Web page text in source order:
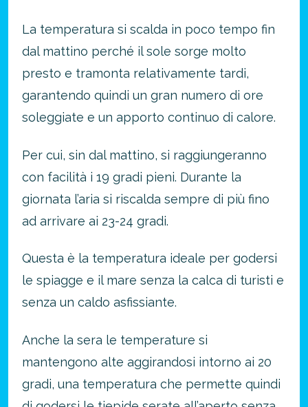
La temperatura si scalda in poco tempo fin
dal mattino perché il sole sorge molto
presto e tramonta relativamente tardi,
garantendo quindi un gran numero di ore
soleggiate e un apporto continuo di calore.
Per cui, sin dal mattino, si raggiungeranno
con facilità i 19 gradi pieni. Durante la
giornata l’aria si riscalda sempre di più fino
ad arrivare ai 23-24 gradi.
Questa è la temperatura ideale per godersi
le spiagge e il mare senza la calca di turisti e
senza un caldo asfissiante.
Anche la sera le temperature si
mantengono alte aggirandosi intorno ai 20
gradi, una temperatura che permette quindi